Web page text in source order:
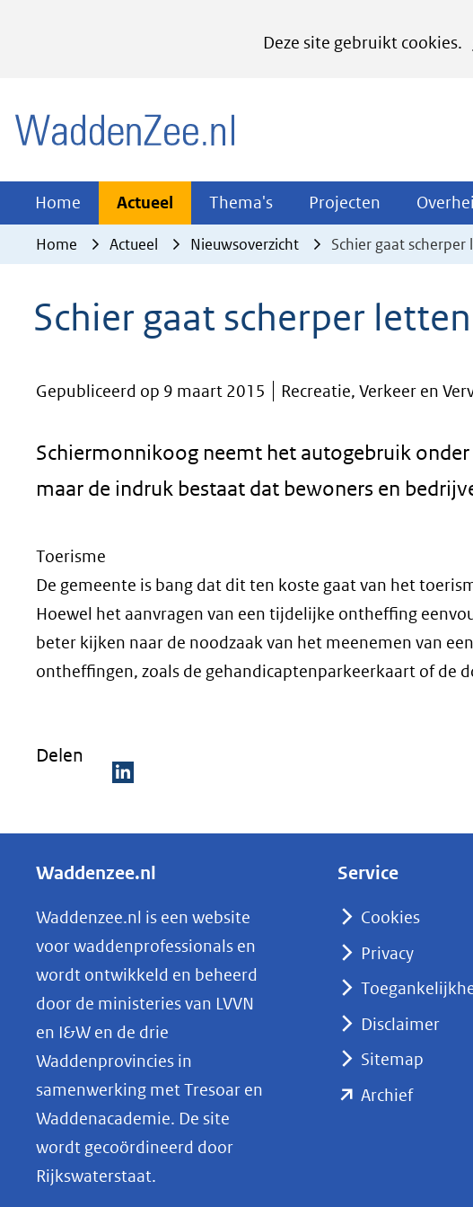
Deze site gebruikt cookies.
het
cookies
website
worden
Home Actueel Actueel
Uitklappen
Thema's Thema's
Uitklappen
Projecten Projecten
Uitklappen
Home Actueel Nieuwsoverzicht Schier gaat
Schier gaat scherper
Gepubliceerd op 9 maart 2015 Recreatie, Verkeer en
Schiermonnikoog neemt het autogebruik
maar de indruk bestaat dat bewoners en
Toerisme
De gemeente is bang dat dit ten koste gaat van het
Hoewel het aanvragen van een tijdelijke ontheffing
beter kijken naar de noodzaak van het meenemen van
ontheffingen, zoals de gehandicaptenparkeerkaart of de
Delen
e
e
n
o
p
L
k
e
d
I
n
Waddenzee.nl
Waddenzee.nl is een website
voor waddenprofessionals en
wordt ontwikkeld en beheerd
door de ministeries van LVVN
en I&W en de drie
Waddenprovincies in
samenwerking met Tresoar en
Waddenacademie. De site
wordt gecoördineerd door
Rijkswaterstaat.
Service
Cookies
Privacy
Disclaimer
Sitemap
Archief(opent